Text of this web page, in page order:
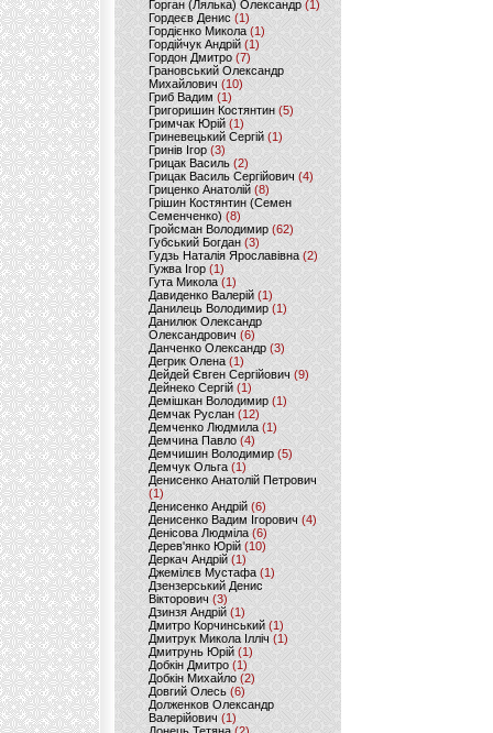
Горган (Лялька) Олександр(1)
Гордеєв Денис (1)
Гордієнко Микола (1)
Гордійчук Андрій (1)
Гордон Дмитро (7)
Грановський Олександр
Михайлович (10)
Гриб Вадим (1)
Григоришин Костянтин (5)
Гримчак Юрій(1)
Гриневецький Сергій(1)
Гринів Ігор (3)
Грицак Василь (2)
Грицак Василь Сергійович (4)
Гриценко Анатолій (8)
Грішин Костянтин (Семен
Семенченко)(8)
Гройсман Володимир(62)
Губський Богдан (3)
Гудзь Наталія Ярославівна(2)
Гужва Ігор (1)
Гута Микола (1)
Давиденко Валерій (1)
Данилець Володимир(1)
Данилюк Олександр
Олександрович (6)
Данченко Олександр (3)
Дегрик Олена(1)
Дейдей Євген Сергійович(9)
Дейнеко Сергій (1)
Демішкан Володимир(1)
Демчак Руслан (12)
Демченко Людмила (1)
Демчина Павло (4)
Демчишин Володимир (5)
Демчук Ольга(1)
Денисенко Анатолій Петрович
(1)
Денисенко Андрій (6)
Денисенко Вадим Ігорович (4)
Денісова Людміла(6)
Дерев'янко Юрій(10)
Деркач Андрій(1)
Джемілєв Мустафа (1)
Дзензерський Денис
Вікторович (3)
Дзинзя Андрій (1)
Дмитро Корчинський (1)
Дмитрук Микола Ілліч (1)
Дмитрунь Юрій (1)
Добкін Дмитро(1)
Добкін Михайло (2)
Довгий Олесь (6)
Долженков Олександр
Валерійович (1)